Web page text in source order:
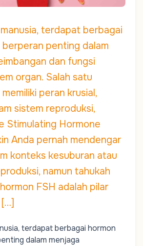
terdapat berbagai
penting dalam
dan fungsi
organ. Salah satu
peran krusial,
sistem reproduksi,
Stimulating Hormone
Anda pernah mendengar
konteks kesuburan atau
namun tahukah
FSH adalah pilar
terdapat berbagai hormon
dalam menjaga